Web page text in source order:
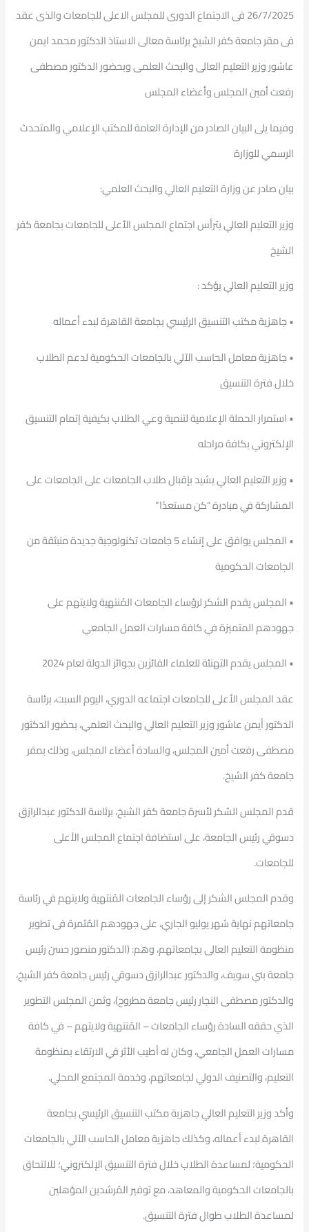
26/7/2025 فى الاجتماع الدورى للمجلس الاعلى للجامعات والذى عقد
فى مقر جامعة كفر الشيخ برئاسة معالى الاستاذ الدكتور محمد ايمن
عاشور وزير التعليم العالى والبحث العلمى وبحضور الدكتور مصطفى
رفعت أمين المجلس وأعضاء المجلس
وفيما يلى البيان الصادر من الإدارة العامة للمكتب الإعلامي والمتحدث
الرسمي للوزارة
بيان صادر عن وزارة التعليم العالي والبحث العلمي:
وزير التعليم العالي يترأس اجتماع المجلس الأعلى للجامعات بجامعة كفر
الشيخ
وزير التعليم العالي يؤكد :
• جاهزية مكتب التنسيق الرئيسي بجامعة القاهرة لبدء أعماله
• جاهزية معامل الحاسب الآلي بالجامعات الحكومية لدعم الطلاب
خلال فترة التنسيق
• استمرار الحملة الإعلامية لتنمية وعي الطلاب بكيفية إتمام التنسيق
الإلكتروني بكافة مراحله
• وزير التعليم العالي يشيد بإقبال طلاب الجامعات على الجامعات على
المشاركة في مبادرة “كن مستعدًا”
• المجلس يوافق على إنشاء 5 جامعات تكنولوجية جديدة منبثقة من
الجامعات الحكومية
• المجلس يقدم الشكر لرؤساء الجامعات المُنتهية ولايتهم على
جهودهم المتميزة في كافة مسارات العمل الجامعي
• المجلس يقدم التهنئة للعلماء الفائزين بجوائز الدولة لعام 2024
عقد المجلس الأعلى للجامعات اجتماعه الدوري، اليوم السبت، برئاسة
الدكتور أيمن عاشور وزير التعليم العالي والبحث العلمي، بحضور الدكتور
مصطفى رفعت أمين المجلس، والسادة أعضاء المجلس، وذلك بمقر
جامعة كفر الشيخ.
قدم المجلس الشكر لأسرة جامعة كفر الشيخ، برئاسة الدكتور عبدالرازق
دسوقي رئيس الجامعة، على استضافة اجتماع المجلس الأعلى
للجامعات.
وقدم المجلس الشكر إلى رؤساء الجامعات المُنتهية ولايتهم في رئاسة
جامعاتهم نهاية شهر يوليو الجاري، على جهودهم المُثمرة فى تطوير
منظومة التعليم العالى بجامعاتهم، وهم: (الدكتور منصور حسن رئيس
جامعة بني سويف، والدكتور عبدالرازق دسوقي رئيس جامعة كفر الشيخ،
والدكتور مصطفى النجار رئيس جامعة مطروح)، وثمن المجلس التطوير
الذي حققه السادة رؤساء الجامعات – المُنتهية ولايتهم – في كافة
مسارات العمل الجامعي، وكان له أطيب الأثر في الارتقاء بمنظومة
التعليم، والتصنيف الدولي لجامعاتهم، وخدمة المجتمع المحلي.
وأكد وزير التعليم العالي جاهزية مكتب التنسيق الرئيسي بجامعة
القاهرة لبدء أعماله، وكذلك جاهزية معامل الحاسب الآلي بالجامعات
الحكومية؛ لمساعدة الطلاب خلال فترة التنسيق الإلكتروني؛ للالتحاق
بالجامعات الحكومية والمعاهد، مع توفير المُرشدين المؤهلين
لمساعدة الطلاب طوال فترة التنسيق.